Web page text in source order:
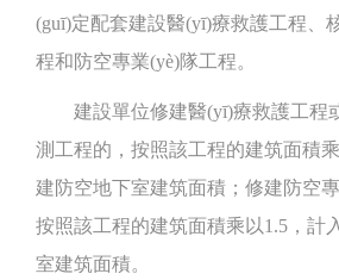
(guī)定配套建設醫(yī)療救護工程、
程和防空專業(yè)隊工程。
建設單位修建醫(yī)療救護工程
測工程的，按照該工程的建筑面積
建防空地下室建筑面積；修建防空
按照該工程的建筑面積乘以1.5，
室建筑面積。